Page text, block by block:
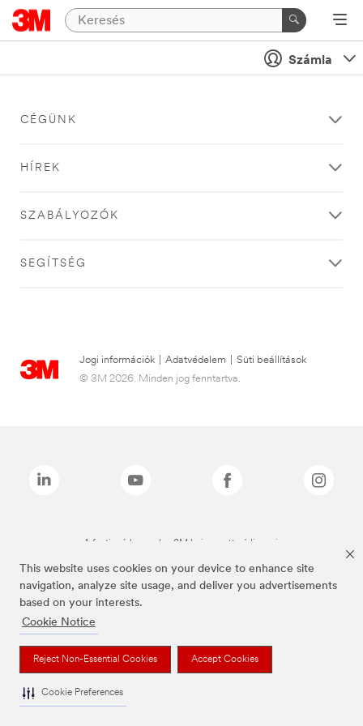
This website uses cookies on your device to enhance site
navigation, analyze site usage, and deliver you advertisements
based on your interests.
Cookie Notice
Reject Non-Essential Cookies Accept Cookies
Cookie Preferences
Számla
CÉGÜNK
HÍREK
SZABÁLYOZÓK
SEGÍTSÉG
Jogi információk Adatvédelem
Süti beállítások
© 3M 2026. Minden jog fenntartva.
A fenti márkanevek a 3M bejegyzett védjegyei.